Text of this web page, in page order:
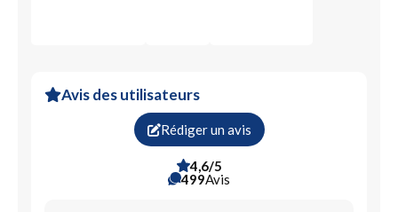
Avis des utilisateurs
Rédiger un avis
4,6/5
499Avis